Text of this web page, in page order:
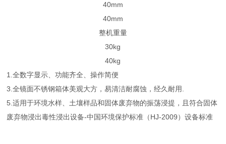
40mm
40mm
整机重量
30kg
40kg
1.全数字显示、功能齐全、操作简便
3.全镜面不锈钢箱体美观大方，易清洁耐腐蚀，经久耐用.
5.适用于环境水样、土壤样品和固体废弃物的振荡浸提，且符合固体
废弃物浸出毒性浸出设备-中国环境保护标准（HJ-2009）设备标准